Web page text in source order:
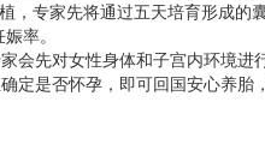
，专家先将通过五天培育形成
率。
会先对女性身体和子宫内环境
定是否怀孕，即可回国安心养胎